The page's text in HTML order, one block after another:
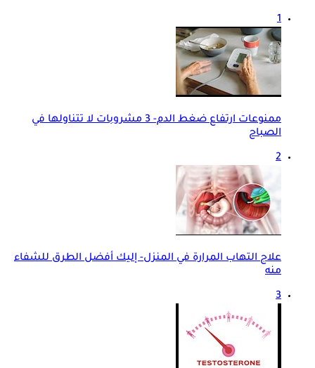
1
ممنوعات ارتفاع ضغط الدم- 3 مشروبات لا تتناولها في
الصباح
2
علاج التهاب المرارة في المنزل- إليك أفضل الطرق للشفاء
منه
3